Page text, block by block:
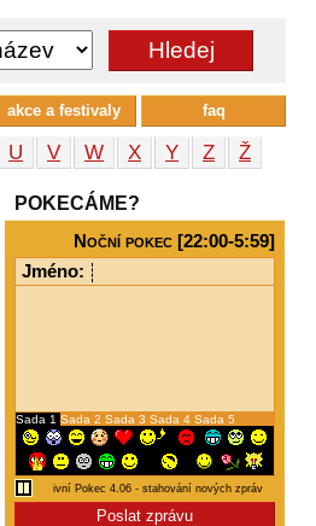
U V W X Y Z
Ž
POKECÁME?
Noční pokec [22:00-5:59]
Jméno:
Sada 1 Sada 2 Sada 3 Sada 4 Sada 5
akce a festivaly faq